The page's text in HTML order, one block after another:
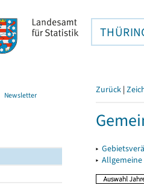
Newsletter Zurück |
▸
▸